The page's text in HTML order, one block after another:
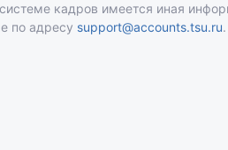
кадров имеется иная
по адресу support@accounts.tsu.ru.